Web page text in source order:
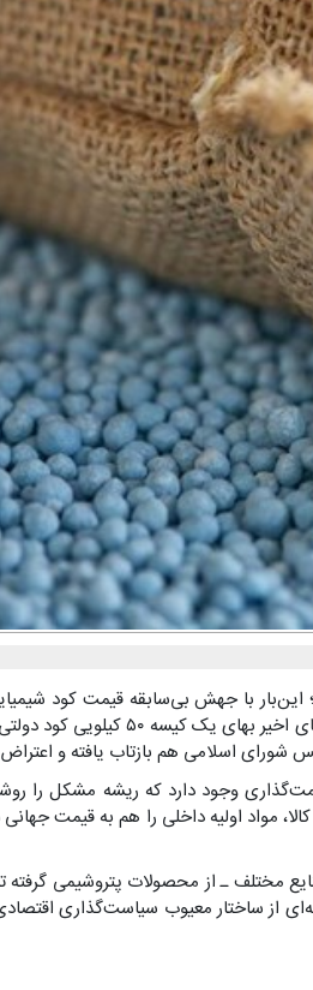
این‌بار با جهش بی‌سابقه قیمت کود
وجود دارد که ریشه مشکل را
کالا، مواد اولیه داخلی را هم به قیمت
مختلف ـ از محصولات پتروشیمی گرفته
از ساختار معیوب سیاست‌گذاری